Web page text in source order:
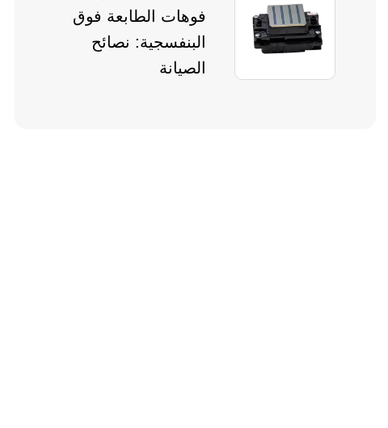
فوهات الطابعة فوق
البنفسجية: نصائح
الصيانة